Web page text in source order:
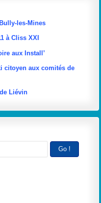
les-Mines
à Cliss XXI
aux Install’
citoyen aux comités de
Liévin